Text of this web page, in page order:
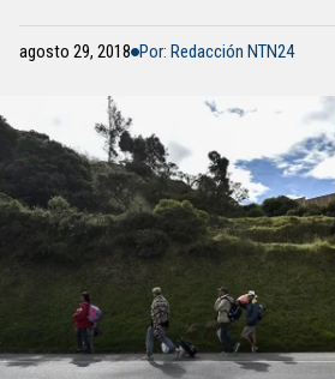
agosto 29, 2018 Por: Redacción NTN24